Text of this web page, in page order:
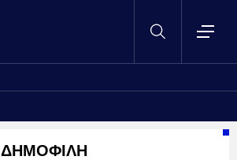
ΔΗΜΟΦΙΛΗ